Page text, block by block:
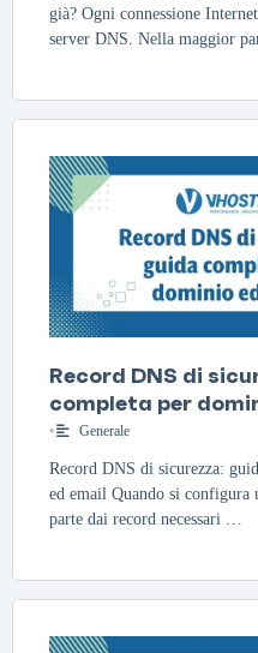
già? Ogni connessione
server DNS. Nella maggior
Record DNS di
completa per
• Generale
Record DNS di sicurezza:
ed email Quando si
parte dai record necessari …